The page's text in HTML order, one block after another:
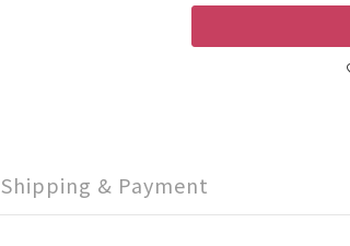
Shipping & Payment